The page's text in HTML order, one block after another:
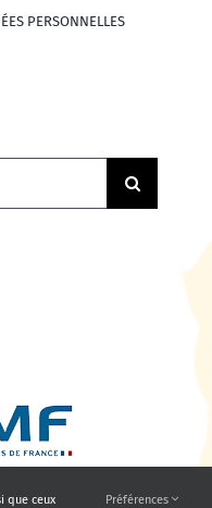
PERSONNELLES
que ceux Préférences